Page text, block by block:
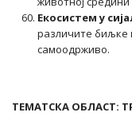
Екосистем у
различите биљке
самоодрживо.
ТЕМАТСКА ОБЛАСТ: